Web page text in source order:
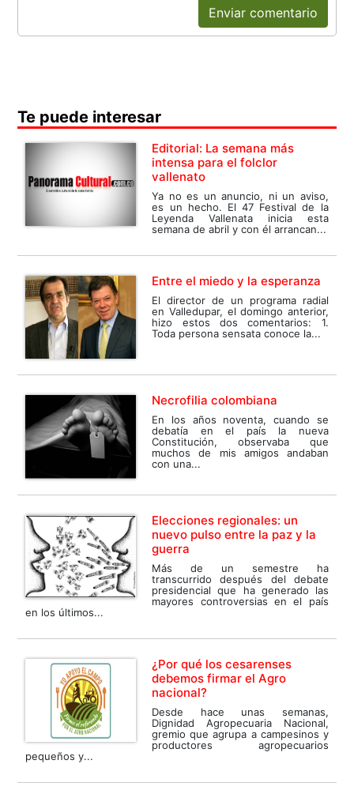
Enviar comentario
Te puede interesar
Editorial: La semana más
intensa para el folclor
vallenato
Ya no es un anuncio, ni un aviso,
es un hecho. El 47 Festival de la
Leyenda Vallenata inicia esta
semana de abril y con él arrancan...
Entre el miedo y la esperanza
El director de un programa radial
en Valledupar, el domingo anterior,
hizo estos dos comentarios: 1.
Toda persona sensata conoce la...
Necrofilia colombiana
En los años noventa, cuando se
debatía en el país la nueva
Constitución, observaba que
muchos de mis amigos andaban
con una...
Elecciones regionales: un
nuevo pulso entre la paz y la
guerra
Más de un semestre ha
transcurrido después del debate
presidencial que ha generado las
mayores controversias en el país
en los últimos...
¿Por qué los cesarenses
debemos firmar el Agro
nacional?
Desde hace unas semanas,
Dignidad Agropecuaria Nacional,
gremio que agrupa a campesinos y
productores agropecuarios
pequeños y...